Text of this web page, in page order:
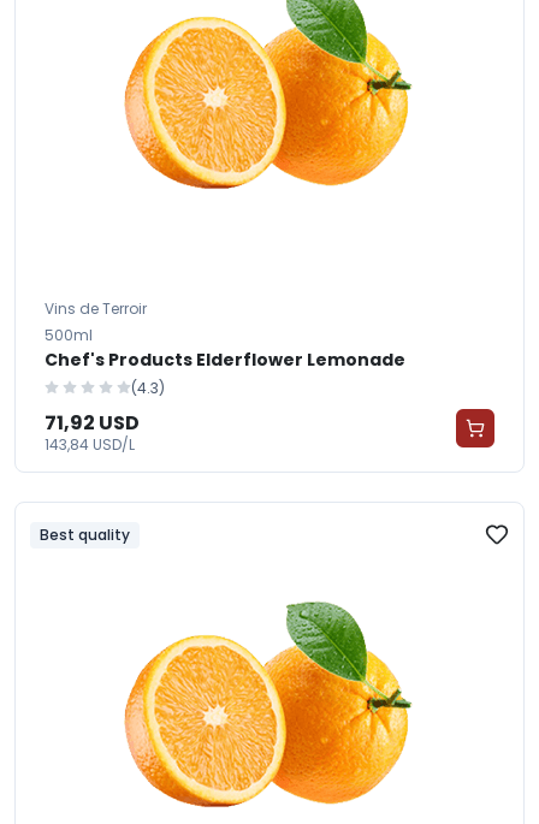
Vins de Terroir
500ml
Chef's Products Elderflower Lemonade
(4.3)
71,92 USD
143,84 USD/L
Best quality